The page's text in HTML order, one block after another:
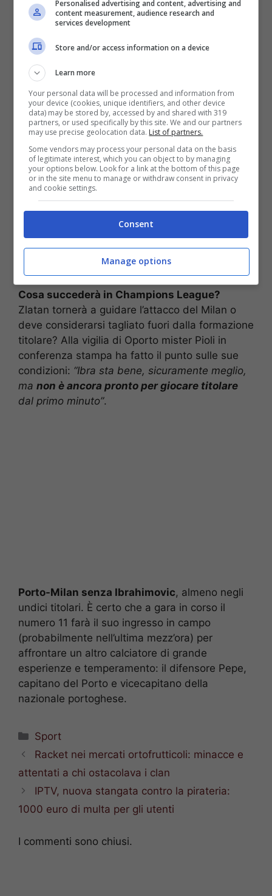
La stagione del campione svedese non è
cominciata al meglio con una serie di infortuni
che lo hanno tenuto fuori dal campo. L’esordio
stagionaleera arrivato alla terza giornata di
campionato contro la Lazio, quando siglò il goal
Reina, che oggi difende proprio i pali
biancocelesti. La seconda presenza da
subentrato è l’ultima sfida giocata: Milan-
Verona. Tredici minuti in campo con ilDiavolo
Siamo anche suTelegram: seguici per tutte le
novità!
Cosa succederà in Champions League?
Zlatan tornerà a guidare l’attacco del Milan o
deve considerarsi tagliato fuori dalla formazione
titolare? Alla vigilia di Oporto mister Pioli in
conferenza stampa ha fatto il punto sulle sue
condizioni: “Ibra sta bene, sicuramente meglio,
ma non è ancora pronto per giocare titolare
dal primo minuto”.
Porto-Milan senza Ibrahimovic, almeno negli
undici titolari. È certo che a gara in corso il
numero 11 farà il suo ingresso in campo
(probabilmente nell’ultima mezz’ora) per
affrontare un altro calciatore di grande
esperienze e temperamento: il difensore Pepe,
capitano del Porto e vicecapitano della
nazionale portoghese.
Categorie
Sport
Racket nei mercati ortofrutticoli: minacce e
attentati a chi ostacolava i clan
IPTV, nuova stangata contro la pirateria:
1000 euro di multa per gli utenti
I commenti sono chiusi.
Personalised advertising and content, advertising and
content measurement, audience research and
services development
Store and/or access information on a device
Learn more
Your personal data will be processed and information from
your device (cookies, unique identifiers, and other device
data) may be stored by, accessed by and shared with 319
partners, or used specifically by this site. We and our partners
may use precise geolocation data. List of partners.
Some vendors may process your personal data on the basis
of legitimate interest, which you can object to by managing
your options below. Look for a link at the bottom of this page
or in the site menu to manage or withdraw consent in privacy
and cookie settings.
Consent
Manage options